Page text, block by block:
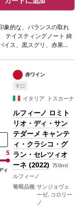
象的な、バランスの取れ
テイスティングノート 綺
イス、黒スグリ、赤果
り、タンニンは柔らか
晴らしくバランスが取れ
ガントで滑らかな一本。
ェーゼ・グロッソ 100%
5
ィ
赤ワイン
辛口
イタリア トスカーナ
ルフィーノ ロミト
リオ・ディ・サン
テダーメ キャンテ
ィ・クラシコ・グ
ラン・セレツィオ
ーネ (2022) 750ml
ルフィーノ
葡萄品種:サンジョヴェ
ーゼ, コロリー
ノ